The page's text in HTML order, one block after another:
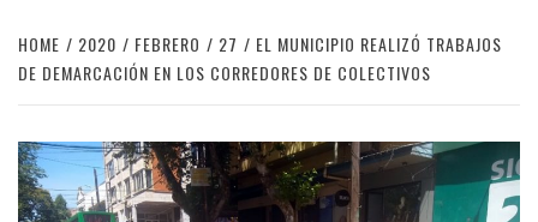
HOME 2020 FEBRERO 27
EL MUNICIPIO REALIZÓ TRABAJOS
DE DEMARCACIÓN EN LOS CORREDORES DE COLECTIVOS